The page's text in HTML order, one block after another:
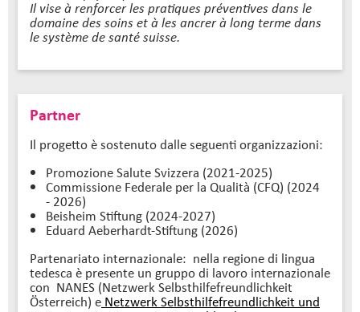
Il vise à renforcer les pratiques préventives dans le
domaine des soins et à les ancrer à long terme dans
le système de santé suisse.
Partner
Il progetto è sostenuto dalle seguenti organizzazioni:
Promozione Salute Svizzera (2021-2025)
Commissione Federale per la Qualità (CFQ) (2024
- 2026)
Beisheim Stiftung (2024-2027)
Eduard Aeberhardt-Stiftung (2026)
Partenariato internazionale: nella regione di lingua
tedesca è presente un gruppo di lavoro internazionale
con NANES (Netzwerk Selbsthilfefreundlichkeit
Österreich) e Netzwerk Selbsthilfefreundlichkeit und